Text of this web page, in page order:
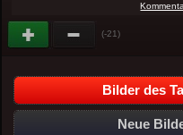
(-21)
Bilder des
Neue